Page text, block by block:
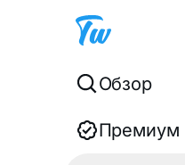
Обзор
Премиум